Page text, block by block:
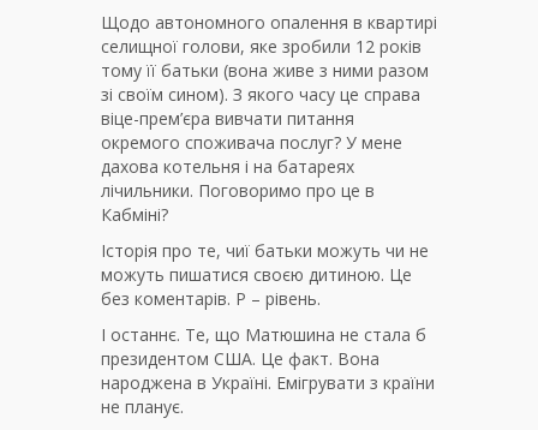
Щодо автономного опалення в квартирі
селищної голови, яке зробили 12 років
тому її батьки (вона живе з ними разом
зі своїм сином). З якого часу це справа
віце-прем’єра вивчати питання
окремого споживача послуг? У мене
дахова котельня і на батареях
лічильники. Поговоримо про це в
Кабміні?
Історія про те, чиї батьки можуть чи не
можуть пишатися своєю дитиною. Це
без коментарів. Р – рівень.
І останнє. Те, що Матюшина не стала б
президентом США. Це факт. Вона
народжена в Україні. Емігрувати з країни
не планує.